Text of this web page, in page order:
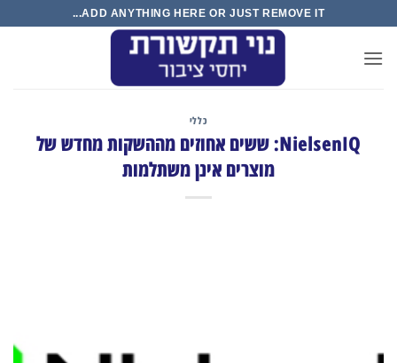
content
ADD ANYTHING HERE OR JUST REMOVE IT...
כללי
NielsenIQ: ששים אחוזים מההשקות מחדש של
מוצרים אינן משתלמות